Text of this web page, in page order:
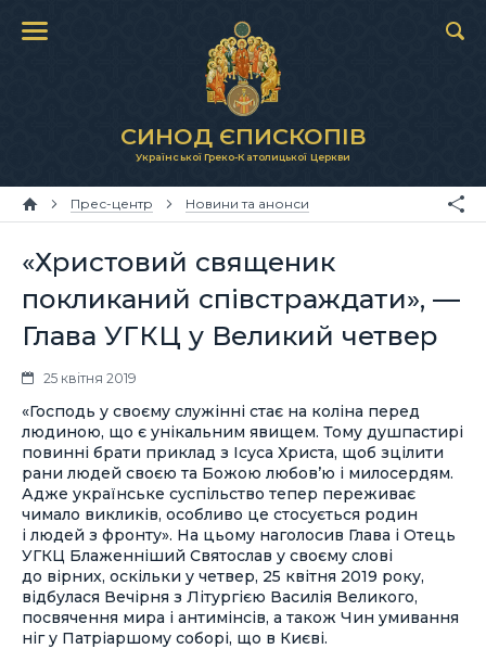
СИНОД ЄПИСКОПІВ
Української Греко-Католицької Церкви
Прес-центр Новини та анонси
«Христовий священик
покликаний співстраждати», —
Глава УГКЦ у Великий четвер
25 квітня 2019
«Господь у своєму служінні стає на коліна перед
людиною, що є унікальним явищем. Тому душпастирі
повинні брати приклад з Ісуса Христа, щоб зцілити
рани людей своєю та Божою любов’ю і милосердям.
Адже українське суспільство тепер переживає
чимало викликів, особливо це стосується родин
і людей з фронту». На цьому наголосив Глава і Отець
УГКЦ Блаженніший Святослав у своєму слові
до вірних, оскільки у четвер, 25 квітня 2019 року,
відбулася Вечірня з Літургією Василія Великого,
посвячення мира і антимінсів, а також Чин умивання
ніг у Патріаршому соборі, що в Києві.